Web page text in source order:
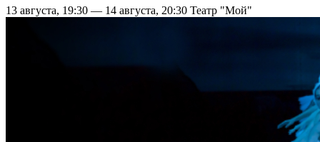
13 августа, 19:30 — 14 августа, 20:30 Театр "Мой"